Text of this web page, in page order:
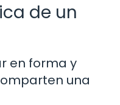
de un
en forma y
una